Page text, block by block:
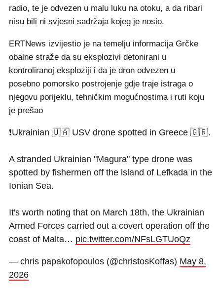
radio, te je odvezen u malu luku na otoku, a da ribari
nisu bili ni svjesni sadržaja kojeg je nosio.
ERTNews izvijestio je na temelju informacija Grčke
obalne straže da su eksplozivi detonirani u
kontroliranoj eksploziji i da je dron odvezen u
posebno pomorsko postrojenje gdje traje istraga o
njegovu porijeklu, tehničkim mogućnostima i ruti koju
je prešao
❗Ukrainian 🇺🇦 USV drone spotted in Greece 🇬🇷.
A stranded Ukrainian "Magura" type drone was
spotted by fishermen off the island of Lefkada in the
Ionian Sea.
It's worth noting that on March 18th, the Ukrainian
Armed Forces carried out a covert operation off the
coast of Malta… pic.twitter.com/NFsLGTUoQz
— chris papakofopoulos (@christosKoffas) May 8,
2026